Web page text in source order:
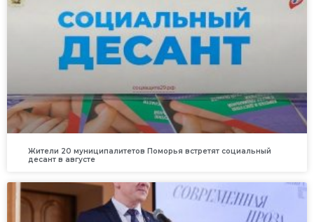
Жители 20 муниципалитетов Поморья встретят социальный
десант в августе